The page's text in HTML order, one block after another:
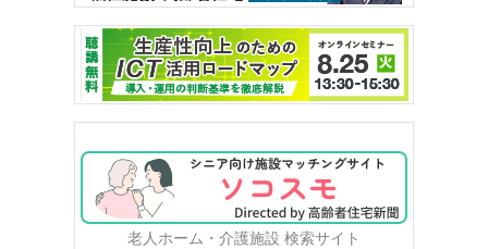
老人ホーム・介護施設 検索サイト